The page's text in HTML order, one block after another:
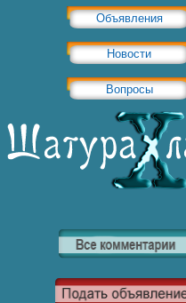
Объявления
Новости
Вопросы